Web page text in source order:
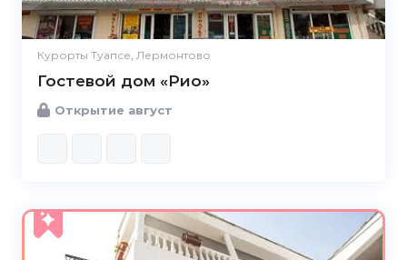
Курорты Туапсе, Лермонтово
Гостевой дом «Рио»
Открытие август
5.0